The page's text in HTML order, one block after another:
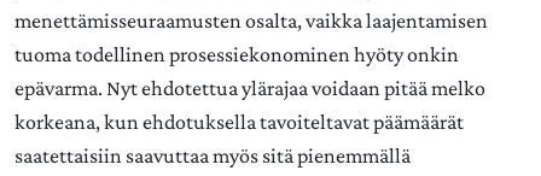
menettämisseuraamusten osalta, vaikka laajentamisen
tuoma todellinen prosessiekonominen hyöty onkin
epävarma. Nyt ehdotettua ylärajaa voidaan pitää melko
korkeana, kun ehdotuksella tavoiteltavat päämäärät
saatettaisiin saavuttaa myös sitä pienemmällä